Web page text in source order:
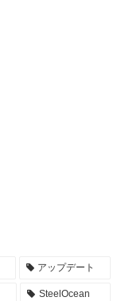
アップデート
SteelOcean